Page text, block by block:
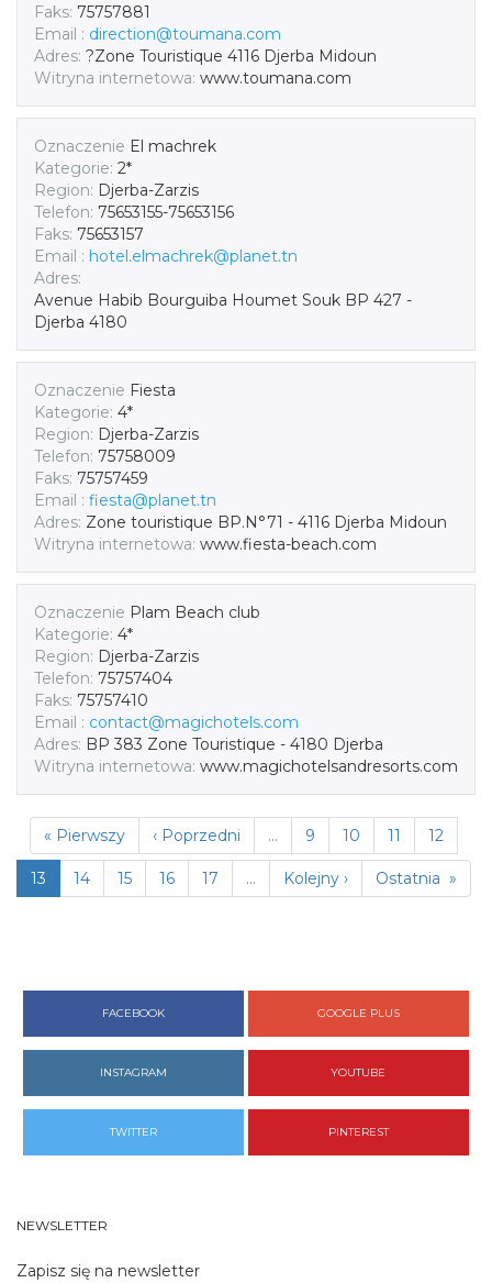
Faks: 75757881
Email : direction@toumana.com
Adres: ?Zone Touristique 4116 Djerba Midoun
Witryna internetowa: www.toumana.com
Oznaczenie El machrek
Kategorie: 2*
Region: Djerba-Zarzis
Telefon: 75653155-75653156
Faks: 75653157
Email : hotel.elmachrek@planet.tn
Adres:
Avenue Habib Bourguiba Houmet Souk BP 427 -
Djerba 4180
Oznaczenie Fiesta
Kategorie: 4*
Region: Djerba-Zarzis
Telefon: 75758009
Faks: 75757459
Email : fiesta@planet.tn
Adres: Zone touristique BP.N°71 - 4116 Djerba Midoun
Witryna internetowa: www.fiesta-beach.com
Oznaczenie Plam Beach club
Kategorie: 4*
Region: Djerba-Zarzis
Telefon: 75757404
Faks: 75757410
Email : contact@magichotels.com
Adres: BP 383 Zone Touristique - 4180 Djerba
Witryna internetowa: www.magichotelsandresorts.com
« Pierwszy ‹ Poprzedni … 9 10 11 12
13 14 15 16 17 … Kolejny › Ostatnia »
FACEBOOK GOOGLE PLUS
INSTAGRAM YOUTUBE
TWITTER PINTEREST
NEWSLETTER
Zapisz się na newsletter